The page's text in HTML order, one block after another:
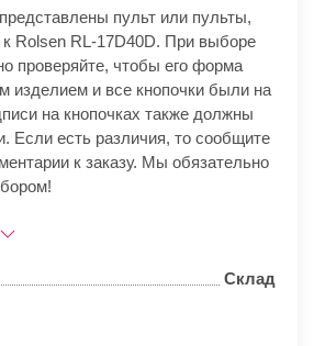
пульт или пульты,
к Rolsen RL-17D40D. При выборе
проверяйте, чтобы его форма
изделием и все кнопочки были на
на кнопочках также должны
Если есть различия, то сообщите
к заказу. Мы обязательно
Склад